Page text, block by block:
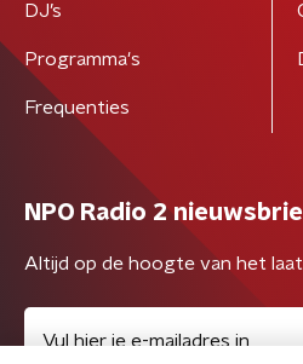
DJ’s
Programma's
Frequenties
NPO Radio 2
Altijd op de hoogte van het